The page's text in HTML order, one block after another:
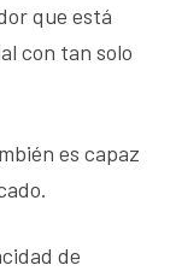
que está
con tan solo
es capaz
de